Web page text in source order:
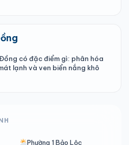
có đặc điểm gì: phân hóa
lạnh và ven biển nắng khô
Phường 1 Bảo Lộc